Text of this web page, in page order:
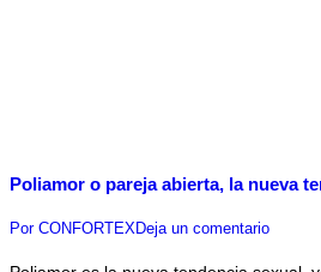
Poliamor o pareja abierta, la nueva
Por CONFORTEXDeja un comentario